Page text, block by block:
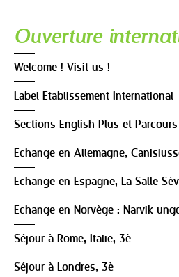
Ouverture
Welcome ! Visit us !
Label Etablissement International
Sections English Plus et
Echange en Allemagne,
Echange en Espagne, La Salle
Echange en Norvège : Narvik
Séjour à Rome, Italie, 3è
Séjour à Londres, 3è